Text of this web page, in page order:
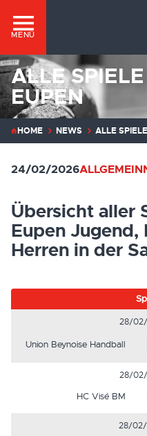
MENÜ
ALLE
EUPEN
HOME NEWS ALLE
24/02/2026ALLGEMEIN
Übersicht aller
Eupen Jugend,
Herren in der
28/02/
Union Beynoise Handball
28/02/
HC Visé BM
28/02/